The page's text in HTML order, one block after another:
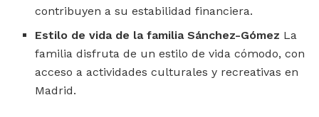
contribuyen a su estabilidad financiera.
Estilo de vida de la familia Sánchez-Gómez La
familia disfruta de un estilo de vida cómodo, con
acceso a actividades culturales y recreativas en
Madrid.